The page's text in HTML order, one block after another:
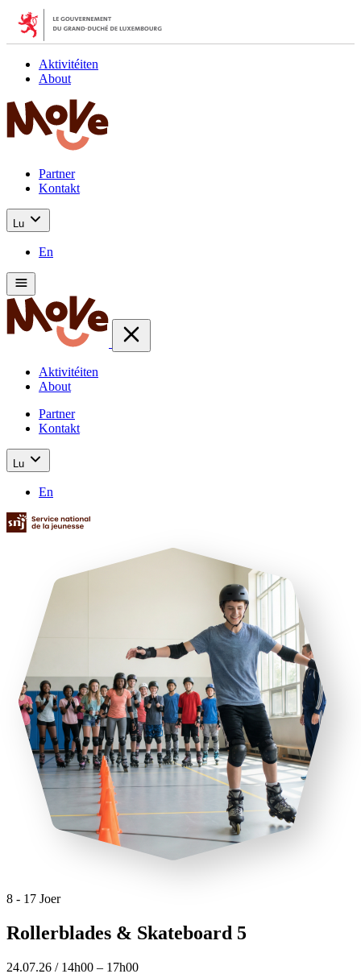
Aktivitéiten
About
Partner
Kontakt
Lu
En
Aktivitéiten
About
Partner
Kontakt
Lu
En
8 - 17 Joer
Rollerblades & Skateboard 5
24.07.26 / 14h00 – 17h00